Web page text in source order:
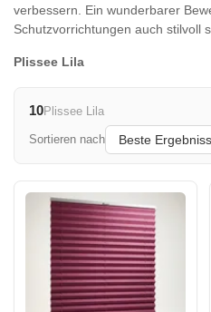
verbessern. Ein wunderbarer
Schutzvorrichtungen auch stilvoll
Plissee Lila
10Plissee Lila
Sortieren nach